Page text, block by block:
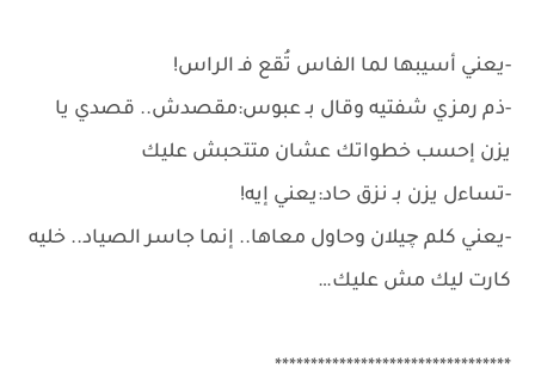
-يعني أسيبها لما الفاس تُقع فـ الراس!
-ذم رمزي شفتيه وقال بـ عبوس:مقصدش.. قصدي يا
يزن إحسب خطواتك عشان متتحبش عليك
-تساءل يزن بـ نزق حاد:يعني إيه!
-يعني كلم چيلان وحاول معاها.. إنما جاسر الصياد.. خليه
كارت ليك مش عليك…
*********************************